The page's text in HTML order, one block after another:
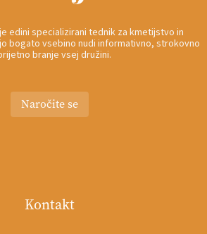
edini specializirani tednik za kmetijstvo in
bogato vsebino nudi informativno, strokovno
branje vsej družini.
Naročite se
Kontakt